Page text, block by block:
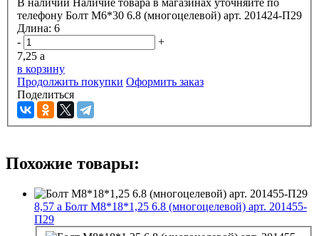
В наличии Наличие товара в магазинах уточняйте по
телефону
Болт М6*30 6.8 (многоцелевой) арт. 201424-П29
Длина: 6
-
+
7,25 a
в корзину
Продолжить покупки Оформить заказ
Поделиться
Похожие товары:
8,57 a Болт М8*18*1,25 6.8 (многоцелевой) арт. 201455-
П29